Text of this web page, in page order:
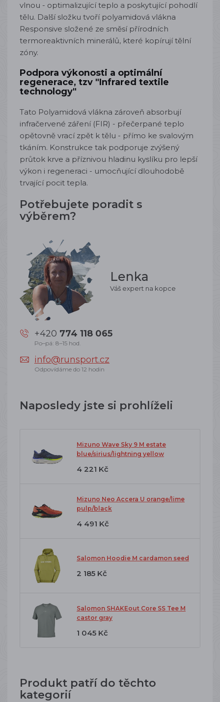
vlnou - optimalizující teplo a poskytující pohodlí
tělu. Další složku tvoří polyamidová vlákna
Responsive složené ze směsí přírodních
termoreaktivních minerálů, které kopírují tělní
zóny.
Podpora výkonosti a optimální
regenerace, tzv "Infrared textile
technology"
Tato Polyamidová vlákna zároveň absorbují
infračervené záření (FIR) - přečerpané teplo
opětovně vrací zpět k tělu - přímo ke svalovým
tkáním. Konstrukce tak podporuje zvýšený
průtok krve a příznivou hladinu kyslíku pro lepší
výkon i regeneraci - umocňující dlouhodobě
trvající pocit tepla.
Potřebujete poradit s
výběrem?
Lenka
Váš expert na kopce
+420 774 118 065
Po–pá: 8–15 hod.
info@runsport.cz
Odpovídáme do 12 hodin
Naposledy jste si prohlíželi
Mizuno Wave Sky 9 M estate
blue/sirius/lightning yellow
4 221 Kč
Mizuno Neo Accera U orange/lime
pulp/black
4 491 Kč
Salomon Hoodie M cardamon seed
2 185 Kč
Salomon SHAKEout Core SS Tee M
castor gray
1 045 Kč
Produkt patří do těchto
kategorií